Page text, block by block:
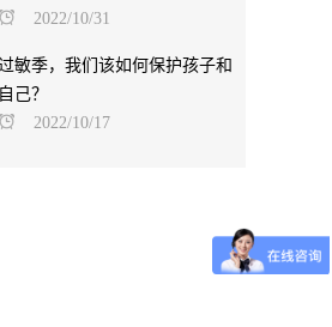
2022/10/31
敏季，我们该如何保护孩子和
自己？
2022/10/17